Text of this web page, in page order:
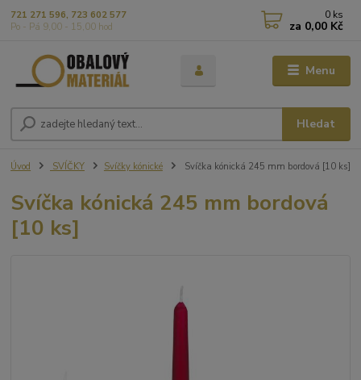
Menu
Hledat
721 271 596, 723 602 577
Po - Pá 9,00 - 15,00 hod
0 ks
za 0,00 Kč
Úvod SVÍČKY Svíčky kónické Svíčka kónická 245 mm bordová [10 ks]
Svíčka kónická 245 mm bordová
[10 ks]